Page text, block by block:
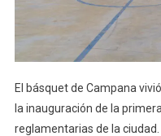
El básquet de Campana
la inauguración de la
reglamentarias de la